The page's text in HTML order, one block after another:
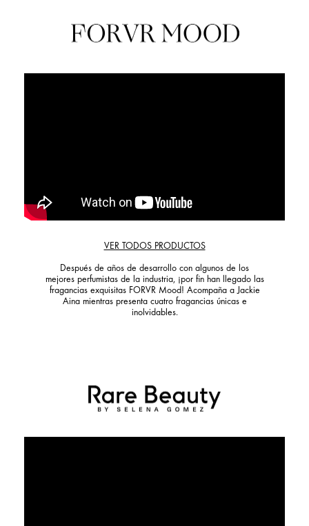
VER TODOS PRODUCTOS
Después de años de desarrollo con algunos de los
mejores perfumistas de la industria, ¡por fin han llegado las
fragancias exquisitas FORVR Mood! Acompaña a Jackie
Aina mientras presenta cuatro fragancias únicas e
inolvidables.